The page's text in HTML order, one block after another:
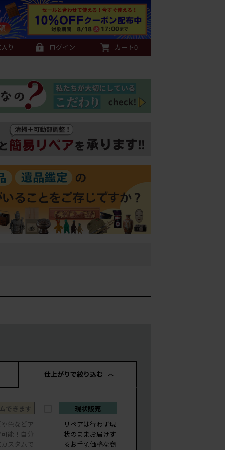
り ログイン カート0
仕上がりで絞り込む
できます
色などア
能！自分
スタムで
現状販売
リペアは行わず現
状のままお届けす
るお手頃価格な商